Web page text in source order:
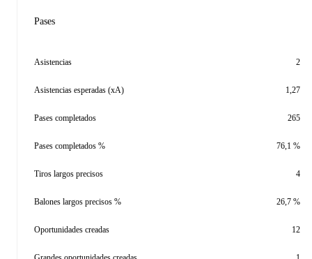
Pases
Asistencias 2
Asistencias esperadas (xA) 1,27
Pases completados 265
Pases completados % 76,1 %
Tiros largos precisos 4
Balones largos precisos % 26,7 %
Oportunidades creadas 12